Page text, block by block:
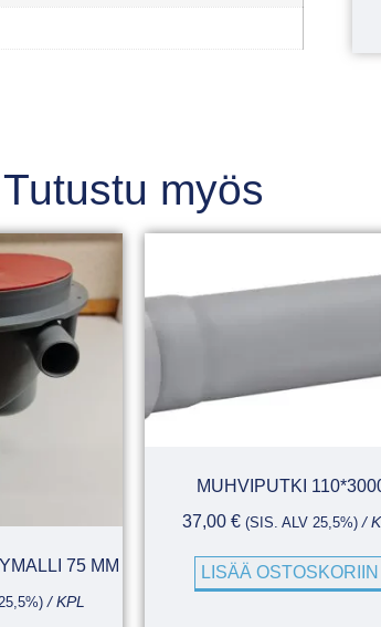
Tutustu myös
75 MM
/ KPL
MUHVIPUTKI
37,00 € (SIS. ALV 25,5%) /
LISÄÄ OSTOSKORIIN